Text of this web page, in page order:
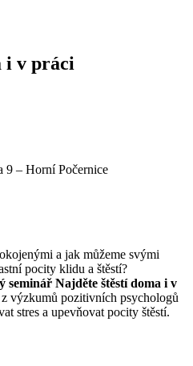
i v práci
9 – Horní Počernice
a jak můžeme svými
pocity klidu a štěstí?
Najděte štěstí doma i v
výzkumů pozitivních psychologů
stres a upevňovat pocity štěstí.